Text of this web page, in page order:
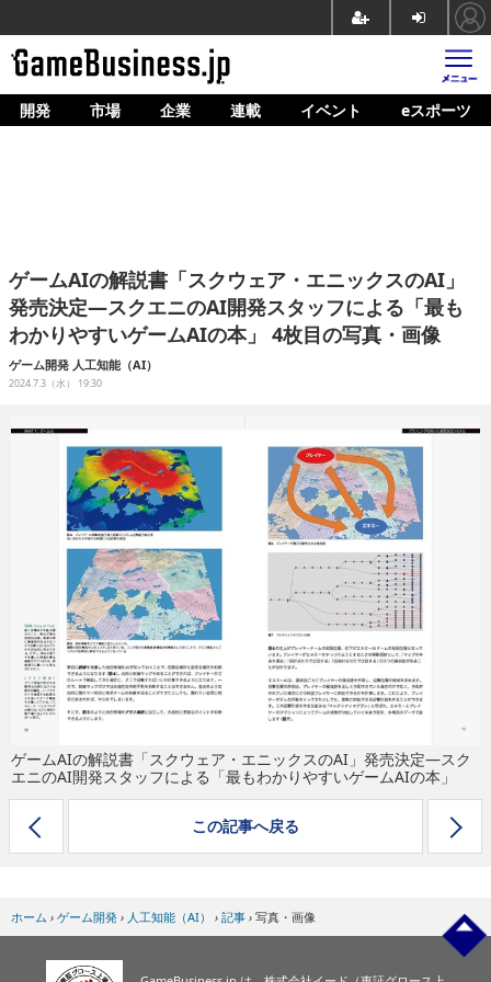
ホーム
企業動向
人材育成
産業政策
連載
イベント/セミナー
eスポーツ
開発 市場 企業 連載 イベント eスポーツ
ゲームAIの解説書「スクウェア・エニックスのAI」
発売決定―スクエニのAI開発スタッフによる「最も
わかりやすいゲームAIの本」 4枚目の写真・画像
ゲーム開発 人工知能（AI）
2024.7.3（水） 19:30
ゲームAIの解説書「スクウェア・エニックスのAI」発売決定―スク
エニのAI開発スタッフによる「最もわかりやすいゲームAIの本」
この記事へ戻る
ホーム › ゲーム開発 › 人工知能（AI） › 記事 › 写真・画像